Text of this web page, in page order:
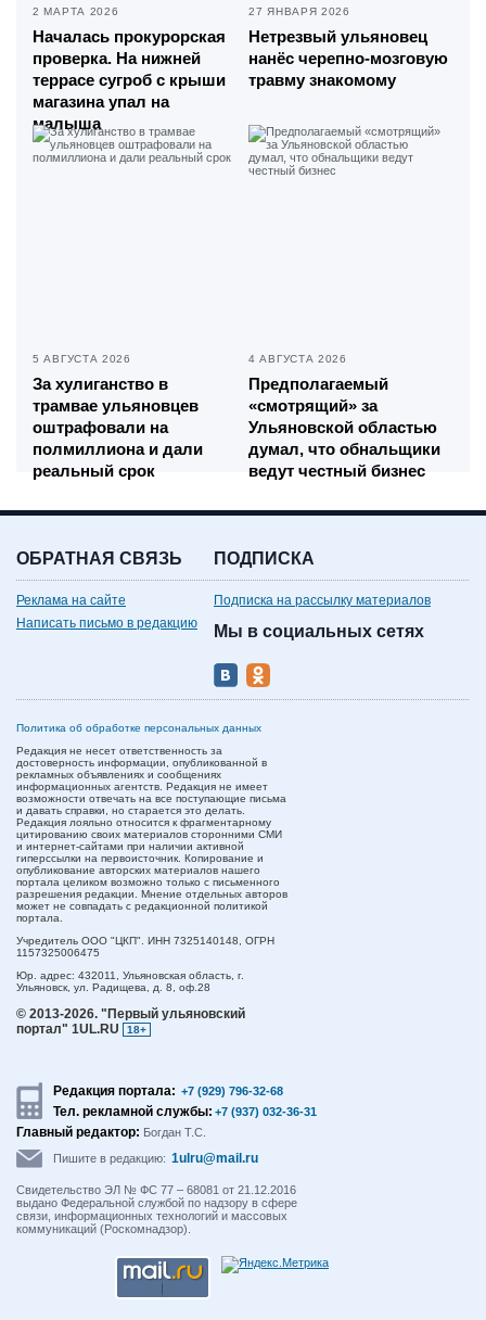
2 МАРТА 2026
Началась прокурорская
проверка. На нижней
террасе сугроб с крыши
магазина упал на
малыша
27 ЯНВАРЯ 2026
Нетрезвый ульяновец
нанёс черепно-мозговую
травму знакомому
5 АВГУСТА 2026
За хулиганство в
трамвае ульяновцев
оштрафовали на
полмиллиона и дали
реальный срок
4 АВГУСТА 2026
Предполагаемый
«смотрящий» за
Ульяновской областью
думал, что обнальщики
ведут честный бизнес
ОБРАТНАЯ СВЯЗЬ
Реклама на сайте
Написать письмо в редакцию
ПОДПИСКА
Подписка на рассылку материалов
Мы в социальных сетях
Политика об обработке персональных данных
Редакция не несет ответственность за
достоверность информации, опубликованной в
рекламных объявлениях и сообщениях
информационных агентств. Редакция не имеет
возможности отвечать на все поступающие письма
и давать справки, но старается это делать.
Редакция лояльно относится к фрагментарному
цитированию своих материалов сторонними СМИ
и интернет-сайтами при наличии активной
гиперссылки на первоисточник. Копирование и
опубликование авторских материалов нашего
портала целиком возможно только с письменного
разрешения редакции. Мнение отдельных авторов
может не совпадать с редакционной политикой
портала.
Учредитель ООО "ЦКП". ИНН 7325140148, ОГРН
1157325006475
Юр. адрес: 432011, Ульяновская область, г.
Ульяновск, ул. Радищева, д. 8, оф.28
© 2013-2026. "Первый ульяновский
портал" 1UL.RU
18+
Редакция портала: +7 (929) 796-32-68
Тел. рекламной службы: +7 (937) 032-36-31
Главный редактор: Богдан Т.С.
Пишите в редакцию: 1ulru@mail.ru
Свидетельство ЭЛ № ФС 77 – 68081 от 21.12.2016
выдано Федеральной службой по надзору в сфере
связи, информационных технологий и массовых
коммуникаций (Роскомнадзор).